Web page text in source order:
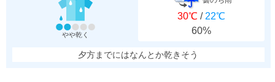
やや乾く
30℃ / 22℃
60%
夕方までにはなんとか乾きそう